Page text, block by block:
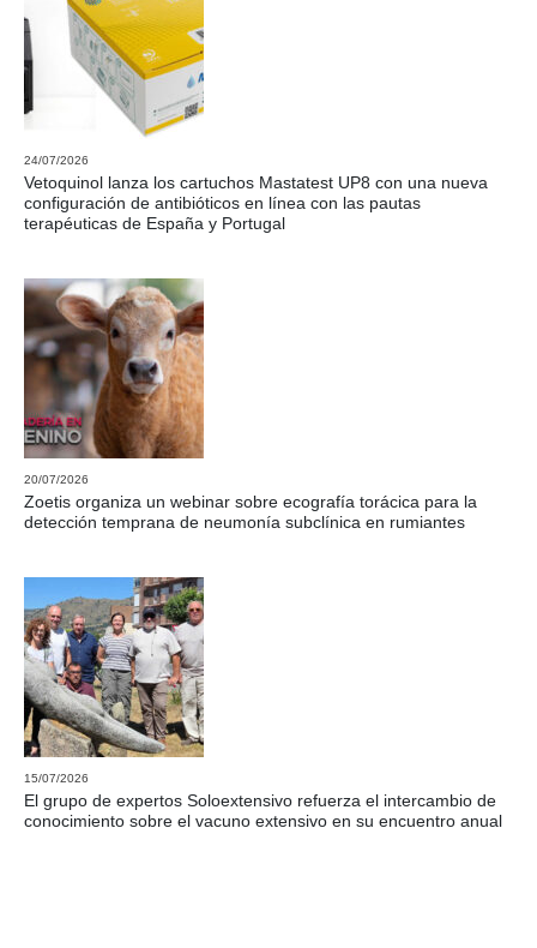
24/07/2026
Vetoquinol lanza los cartuchos Mastatest UP8 con una nueva
configuración de antibióticos en línea con las pautas
terapéuticas de España y Portugal
20/07/2026
Zoetis organiza un webinar sobre ecografía torácica para la
detección temprana de neumonía subclínica en rumiantes
15/07/2026
El grupo de expertos Soloextensivo refuerza el intercambio de
conocimiento sobre el vacuno extensivo en su encuentro anual